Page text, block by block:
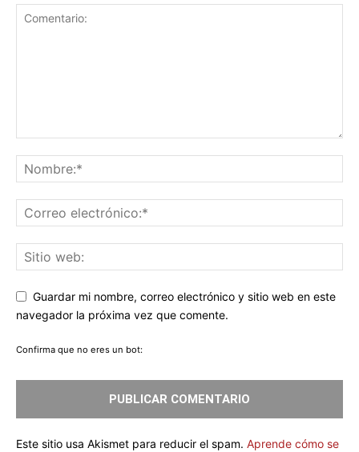
Guardar mi nombre, correo electrónico y sitio web en este
navegador la próxima vez que comente.
Confirma que no eres un bot:
Este sitio usa Akismet para reducir el spam. Aprende cómo se